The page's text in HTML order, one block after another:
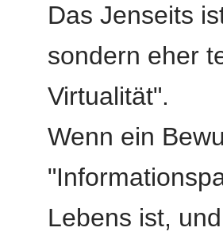
Das Jenseits
sondern eher
Virtualität".
Wenn ein
Lebens ist,